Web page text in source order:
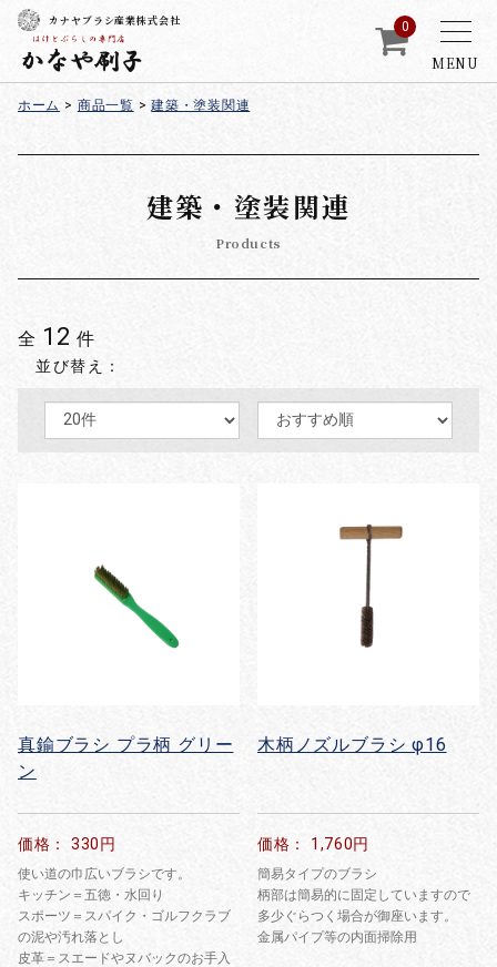
MENU
カナヤブラシ産業株式会社 0
ホーム > 商品一覧 > 建築・塗装関連
建築・塗装関連
Products
全 12 件
並び替え：
真鍮ブラシ プラ柄 グリー
ン
価格： 330円
使い道の巾広いブラシです。
キッチン＝五徳・水回り
スポーツ＝スパイク・ゴルフクラブ
の泥や汚れ落とし
皮革＝スエードやヌバックのお手入
木柄ノズルブラシ φ16
価格： 1,760円
簡易タイプのブラシ
柄部は簡易的に固定していますので
多少ぐらつく場合が御座います。
金属パイプ等の内面掃除用